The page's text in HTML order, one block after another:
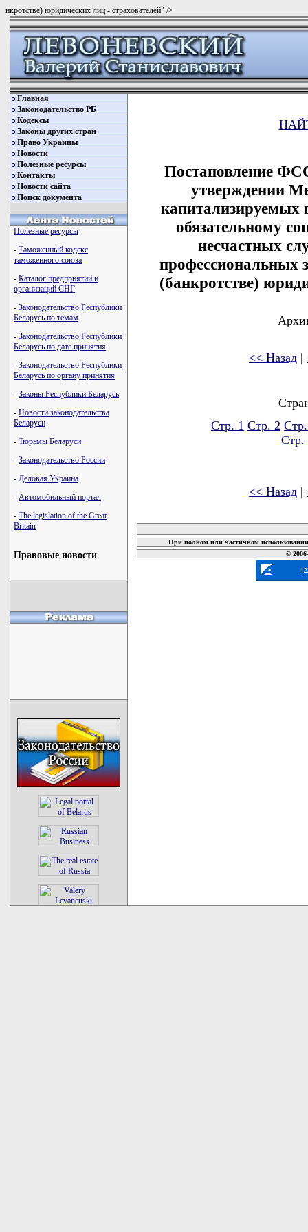
нкротстве) юридических лиц - страхователей" />
Главная
Законодательство РБ
Кодексы
Законы других стран
Право Украины
Новости
Полезные ресурсы
Контакты
Новости сайта
Поиск документа
Полезные ресурсы
- Таможенный кодекс
таможенного союза
- Каталог предприятий и
организаций СНГ
- Законодательство Республики
Беларусь по темам
- Законодательство Республики
Беларусь по дате принятия
- Законодательство Республики
Беларусь по органу принятия
- Законы Республики Беларусь
- Новости законодательства
Беларуси
- Тюрьмы Беларуси
- Законодательство России
- Деловая Украина
- Автомобильный портал
- The legislation of the Great
Britain
Правовые новости
Постановление
утверждении
капитализируемых
обязательному
несчастных
профессиональных
(банкротстве)
<< Назад |
Стр. 1 Стр. 2
Стр.
<< Назад |
При полном или частичном
©